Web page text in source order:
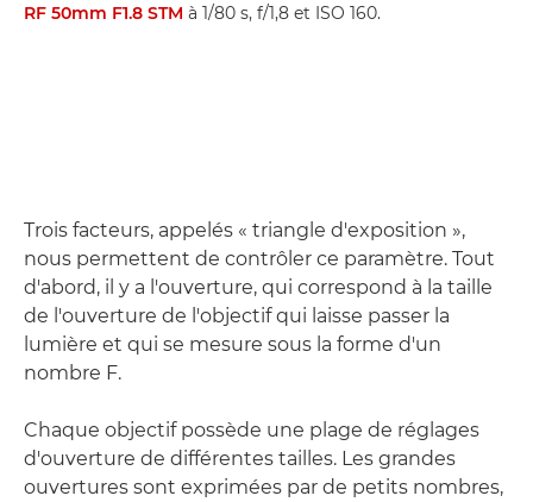
RF 50mm F1.8 STM à 1/80 s, f/1,8 et ISO 160.
Trois facteurs, appelés « triangle d'exposition »,
nous permettent de contrôler ce paramètre. Tout
d'abord, il y a l'ouverture, qui correspond à la taille
de l'ouverture de l'objectif qui laisse passer la
lumière et qui se mesure sous la forme d'un
nombre F.
Chaque objectif possède une plage de réglages
d'ouverture de différentes tailles. Les grandes
ouvertures sont exprimées par de petits nombres,